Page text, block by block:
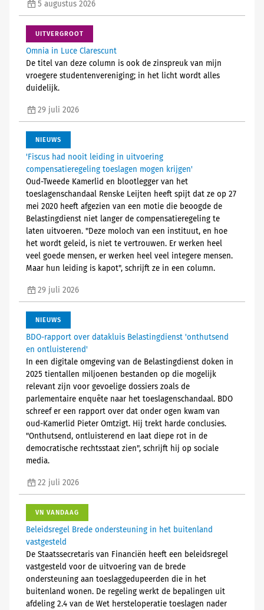
5 augustus 2026
UITVERGROOT
Omnia in Luce Clarescunt
De titel van deze column is ook de zinspreuk van mijn
vroegere studentenvereniging; in het licht wordt alles
duidelijk.
29 juli 2026
NIEUWS
'Fiscus had nooit leiding in uitvoering
compensatieregeling toeslagen mogen krijgen'
Oud-Tweede Kamerlid en blootlegger van het
toeslagenschandaal Renske Leijten heeft spijt dat ze op 27
mei 2020 heeft afgezien van een motie die beoogde de
Belastingdienst niet langer de compensatieregeling te
laten uitvoeren. "Deze moloch van een instituut, en hoe
het wordt geleid, is niet te vertrouwen. Er werken heel
veel goede mensen, er werken heel veel integere mensen.
Maar hun leiding is kapot", schrijft ze in een column.
29 juli 2026
NIEUWS
BDO-rapport over datakluis Belastingdienst 'onthutsend
en ontluisterend'
In een digitale omgeving van de Belastingdienst doken in
2025 tientallen miljoenen bestanden op die mogelijk
relevant zijn voor gevoelige dossiers zoals de
parlementaire enquête naar het toeslagenschandaal. BDO
schreef er een rapport over dat onder ogen kwam van
oud-Kamerlid Pieter Omtzigt. Hij trekt harde conclusies.
"Onthutsend, ontluisterend en laat diepe rot in de
democratische rechtsstaat zien", schrijft hij op sociale
media.
22 juli 2026
VN VANDAAG
Beleidsregel Brede ondersteuning in het buitenland
vastgesteld
De Staatssecretaris van Financiën heeft een beleidsregel
vastgesteld voor de uitvoering van de brede
ondersteuning aan toeslaggedupeerden die in het
buitenland wonen. De regeling werkt de bepalingen uit
afdeling 2.4 van de Wet hersteloperatie toeslagen nader